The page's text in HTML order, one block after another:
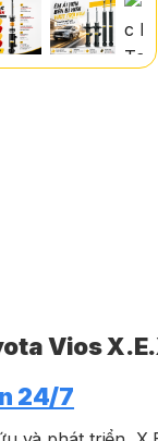
Vios
24/7